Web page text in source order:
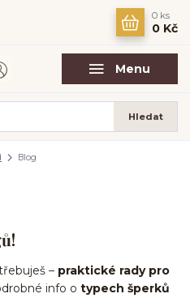
Menu
Hledat
0 ks
0 Kč
Blog
– praktické rady pro
info o typech šperků